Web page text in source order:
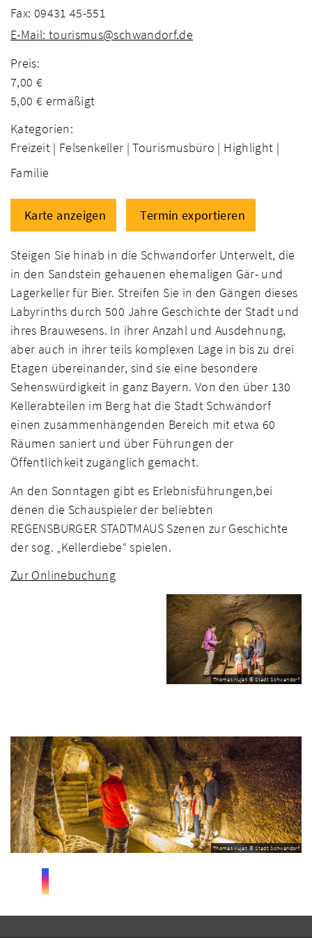
Fax: 09431 45-551
E-Mail: tourismus@schwandorf.de
Preis:
7,00 €
5,00 € ermäßigt
Kategorien:
Freizeit | Felsenkeller | Tourismusbüro | Highlight |
Familie
Karte anzeigen Termin exportieren
Steigen Sie hinab in die Schwandorfer Unterwelt, die
in den Sandstein gehauenen ehemaligen Gär- und
Lagerkeller für Bier. Streifen Sie in den Gängen dieses
Labyrinths durch 500 Jahre Geschichte der Stadt und
ihres Brauwesens. In ihrer Anzahl und Ausdehnung,
aber auch in ihrer teils komplexen Lage in bis zu drei
Etagen übereinander, sind sie eine besondere
Sehenswürdigkeit in ganz Bayern. Von den über 130
Kellerabteilen im Berg hat die Stadt Schwandorf
einen zusammenhängenden Bereich mit etwa 60
Räumen saniert und über Führungen der
Öffentlichkeit zugänglich gemacht.
An den Sonntagen gibt es Erlebnisführungen,bei
denen die Schauspieler der beliebten
REGENSBURGER STADTMAUS Szenen zur Geschichte
der sog. „Kellerdiebe“ spielen.
Zur Onlinebuchung
Thomas Kujat © Stadt Schwandorf
Thomas Kujat © Stadt Schwandorf